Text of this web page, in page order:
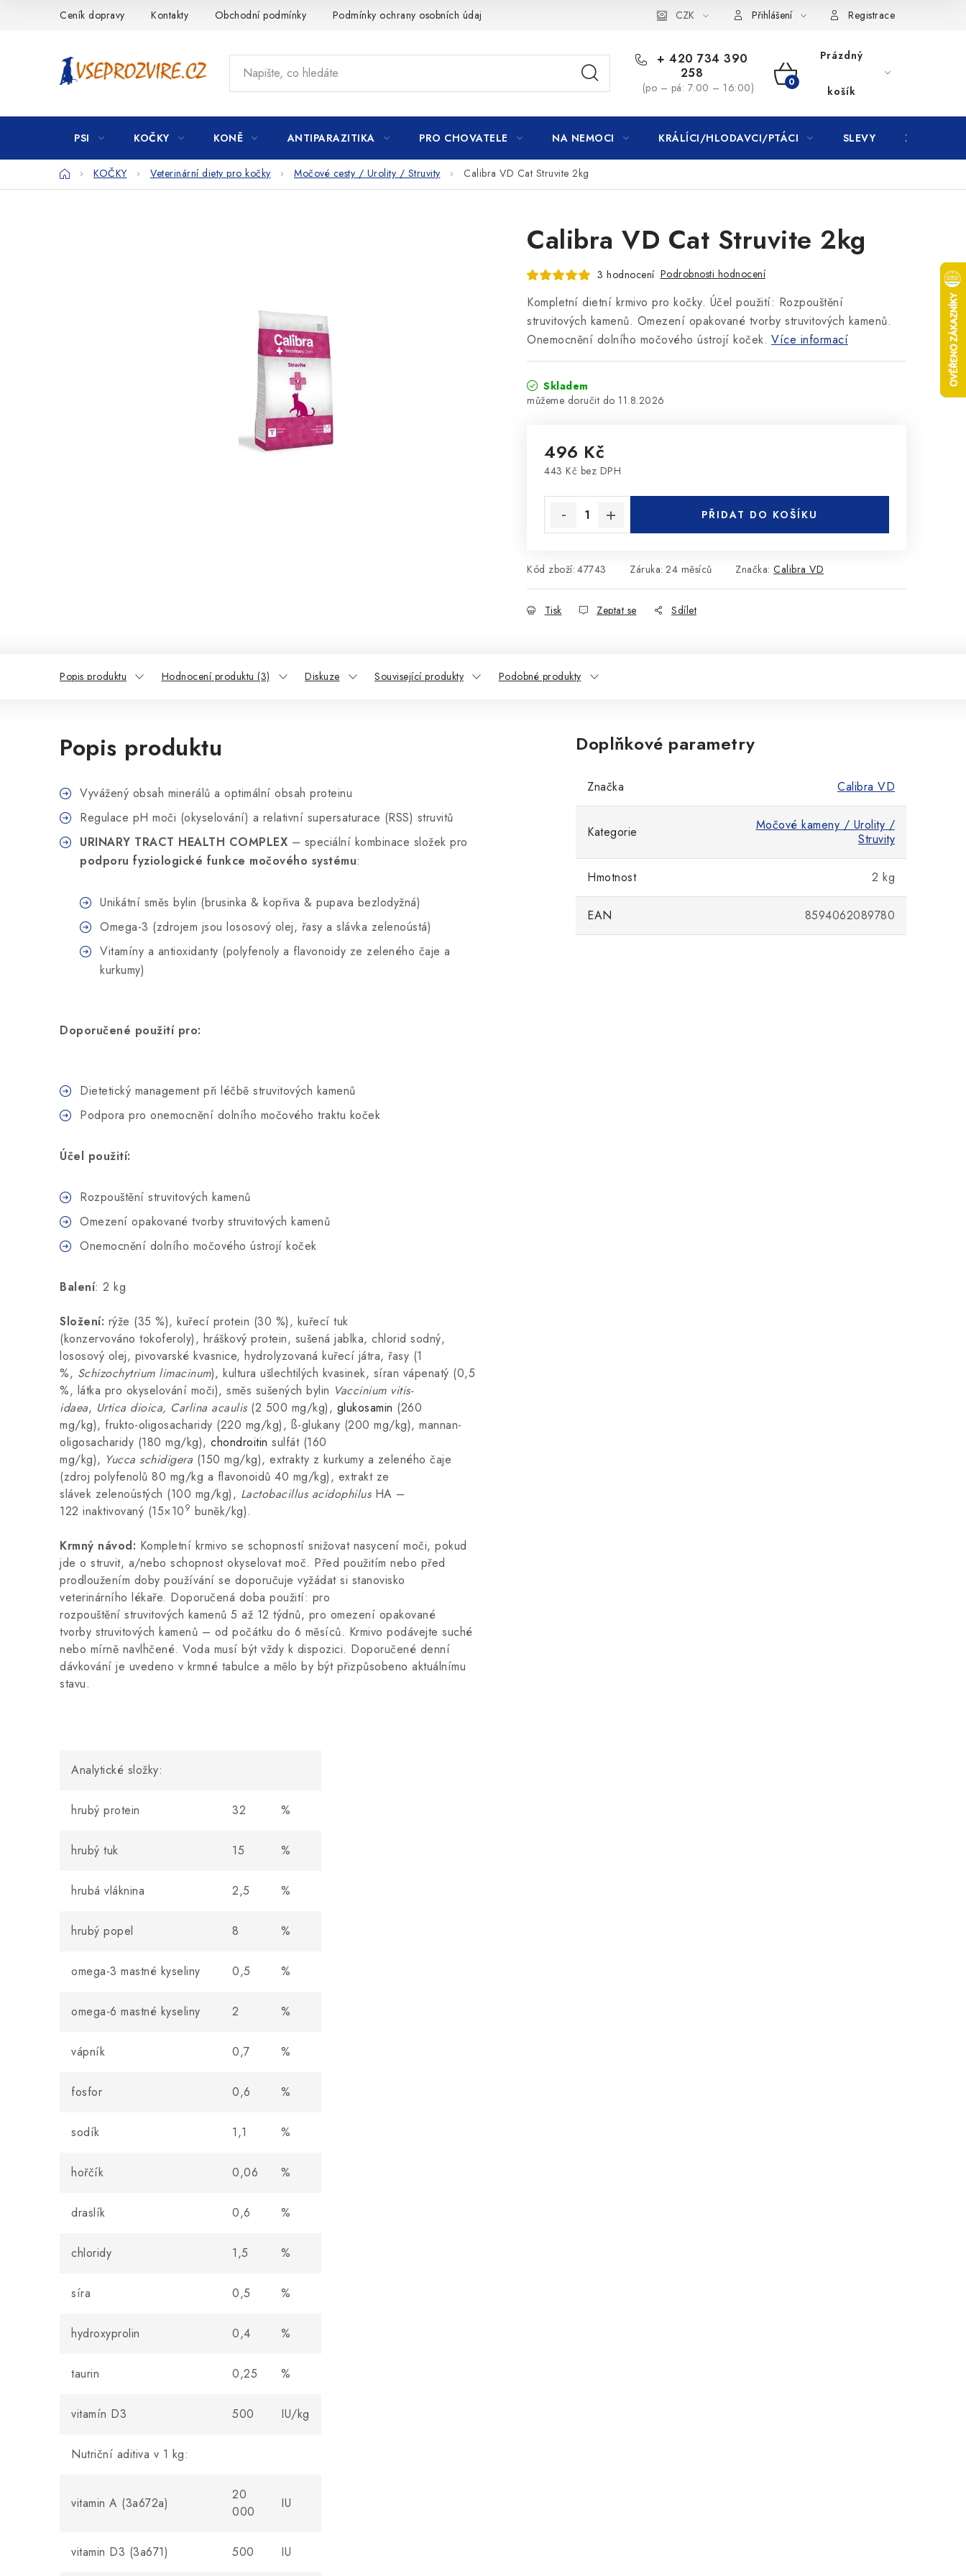
Ceník dopravy Kontakty Obchodní podmínky Podmínky ochrany osobních údajů CZK Přihlášení Registrace
+ 420 734 390
258
(po – pá: 7:00 – 16:00)
NÁKUPNÍ
KOŠÍK
Prázdný
košík
PSI KOČKY KONĚ ANTIPARAZITIKA PRO CHOVATELE NA NEMOCI KRÁLÍCI/HLODAVCI/PTÁCI SLEVY ZNAČKY
DomůKOČKY Veterinární diety pro kočky Močové cesty / Urolity / Struvity Calibra VD Cat Struvite 2kg
Calibra VD Cat Struvite 2kg
3 hodnocení Podrobnosti hodnocení
Kompletní dietní krmivo pro kočky. Účel použití: Rozpouštění
struvitových kamenů. Omezení opakované tvorby struvitových kamenů.
Onemocnění dolního močového ústrojí koček. Více informací
Skladem
11.8.2026
496 Kč
443 Kč bez DPH
PŘIDAT DO KOŠÍKU
Kód zboží: 47743 Záruka: 24 měsíců Značka: Calibra VD
Tisk Zeptat se Sdílet
Popis produktu Hodnocení produktu (3) Diskuze Související produkty Podobné produkty
Popis produktu
Vyvážený obsah minerálů a optimální obsah proteinu
Regulace pH moči (okyselování) a relativní supersaturace (RSS) struvitů
URINARY TRACT HEALTH COMPLEX – speciální kombinace složek pro
podporu fyziologické funkce močového systému:
Unikátní směs bylin (brusinka & kopřiva & pupava bezlodyžná)
Omega-3 (zdrojem jsou lososový olej, řasy a slávka zelenoústá)
Vitamíny a antioxidanty (polyfenoly a flavonoidy ze zeleného čaje a
kurkumy)
Doporučené použití pro:
Dietetický management při léčbě struvitových kamenů
Podpora pro onemocnění dolního močového traktu koček
Účel použití:
Rozpouštění struvitových kamenů
Omezení opakované tvorby struvitových kamenů
Onemocnění dolního močového ústrojí koček
Balení: 2 kg
Složení: rýže (35 %), kuřecí protein (30 %), kuřecí tuk
(konzervováno tokoferoly), hráškový protein, sušená jablka, chlorid sodný,
lososový olej, pivovarské kvasnice, hydrolyzovaná kuřecí játra, řasy (1
%, Schizochytrium limacinum), kultura ušlechtilých kvasinek, síran vápenatý (0,5
%, látka pro okyselování moči), směs sušených bylin Vaccinium vitis-
idaea, Urtica dioica, Carlina acaulis (2 500 mg/kg), glukosamin (260
mg/kg), frukto-oligosacharidy (220 mg/kg), ß-glukany (200 mg/kg), mannan-
oligosacharidy (180 mg/kg), chondroitin sulfát (160
mg/kg), Yucca schidigera (150 mg/kg), extrakty z kurkumy a zeleného čaje
(zdroj polyfenolů 80 mg/kg a flavonoidů 40 mg/kg), extrakt ze
slávek zelenoústých (100 mg/kg), Lactobacillus acidophilus HA –
122 inaktivovaný (15×109 buněk/kg).
Krmný návod: Kompletní krmivo se schopností snižovat nasycení moči, pokud
jde o struvit, a/nebo schopnost okyselovat moč. Před použitím nebo před
prodloužením doby používání se doporučuje vyžádat si stanovisko
veterinárního lékaře. Doporučená doba použití: pro
rozpouštění struvitových kamenů 5 až 12 týdnů, pro omezení opakované
tvorby struvitových kamenů – od počátku do 6 měsíců. Krmivo podávejte suché
nebo mírně navlhčené. Voda musí být vždy k dispozici. Doporučené denní
dávkování je uvedeno v krmné tabulce a mělo by být přizpůsobeno aktuálnímu
stavu.
Analytické složky:
hrubý protein 32 %
hrubý tuk 15 %
hrubá vláknina 2,5 %
hrubý popel 8 %
omega-3 mastné kyseliny 0,5 %
omega-6 mastné kyseliny 2 %
vápník 0,7 %
fosfor 0,6 %
sodík 1,1 %
hořčík 0,06 %
draslík 0,6 %
chloridy 1,5 %
síra 0,5 %
hydroxyprolin 0,4 %
taurin 0,25 %
vitamín D3 500 IU/kg
Nutriční aditiva v 1 kg:
vitamin A (3a672a)
20
000
IU
vitamin D3 (3a671) 500 IU
Doplňkové parametry
Značka Calibra VD
Kategorie
Močové kameny / Urolity /
Struvity
Hmotnost 2 kg
EAN 8594062089780